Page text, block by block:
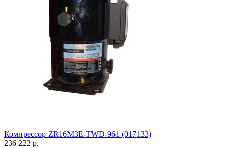
Компрессор ZR16M3E-TWD-961 (017133)
236 222 р.